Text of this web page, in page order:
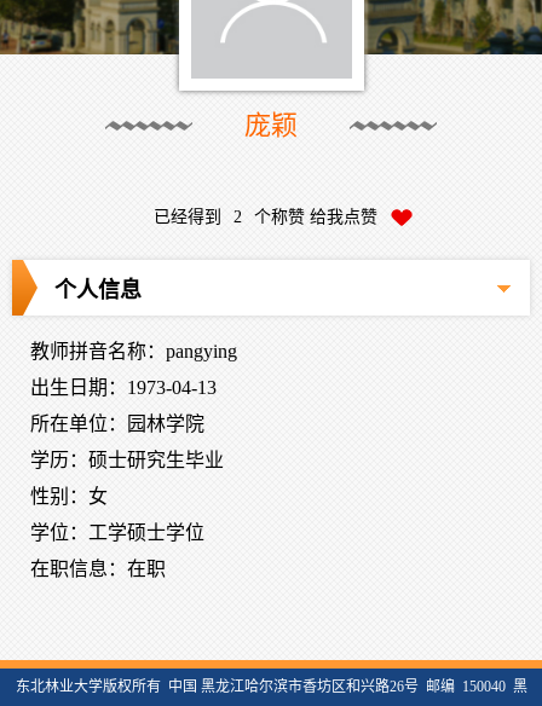
庞颖
已经得到 2 个称赞 给我点赞
个人信息
教师拼音名称：pangying
出生日期：1973-04-13
所在单位：园林学院
学历：硕士研究生毕业
性别：女
学位：工学硕士学位
在职信息：在职
东北林业大学版权所有 中国 黑龙江哈尔滨市香坊区和兴路26号 邮编 150040 黑